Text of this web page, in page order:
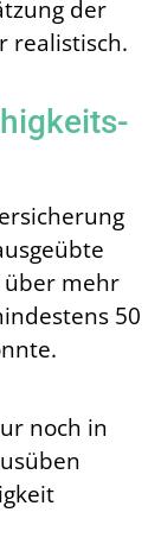
der
realistisch.
über mehr
50
noch in